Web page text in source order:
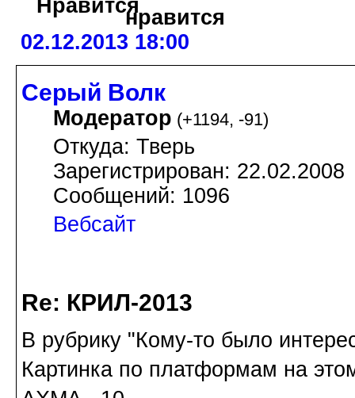
02.12.2013 18:00
Серый Волк
Модератор (+1194, -91)
Откуда: Тверь
Зарегистрирован: 22.02.2008
Сообщений: 1096
Вебсайт
Re: КРИЛ-2013
В рубрику "Кому-то было
Картинка по платформам на